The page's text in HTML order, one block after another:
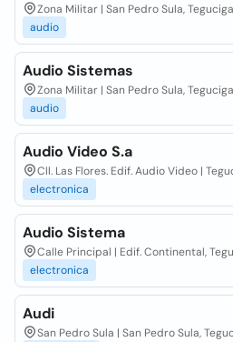
Zona Militar | San Pedro Sula,
audio
Audio Sistemas
Zona Militar | San Pedro Sula,
audio
Audio Video S.a
Cll. Las Flores. Edif. Audio Video |
electronica
Audio Sistema
Calle Principal | Edif. Continental,
electronica
Audi
San Pedro Sula | San Pedro Sula,